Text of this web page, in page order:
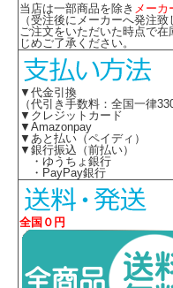
当店は一部商品を除き メーカ
（受注後にメーカーへ発注致
ご注文をいただいた時点で
じめご了承ください。
▼代金引換
（代引き手数料：全国一律
▼クレジットカード
▼Amazonpay
▼あと払い（ペイディ）
▼銀行振込（前払い）
・ゆうちょ銀行
・PayPay銀行
全国０円